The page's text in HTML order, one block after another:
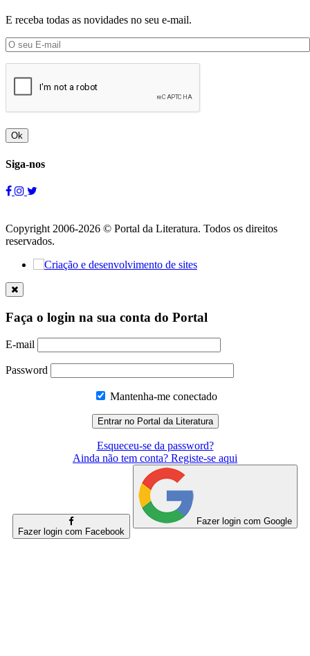
E receba todas as novidades no seu e-mail.
Ok
Siga-nos
Copyright 2006-2026 © Portal da Literatura. Todos os direitos
reservados.
Faça o login na sua conta do Portal
E-mail
Password
Mantenha-me conectado
Esqueceu-se da password?
Ainda não tem conta? Registe-se aqui
Fazer login com Facebook
Fazer login com Google